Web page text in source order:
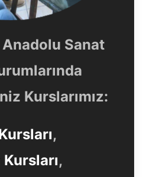
Sanat
Kurslarımız:
,
,